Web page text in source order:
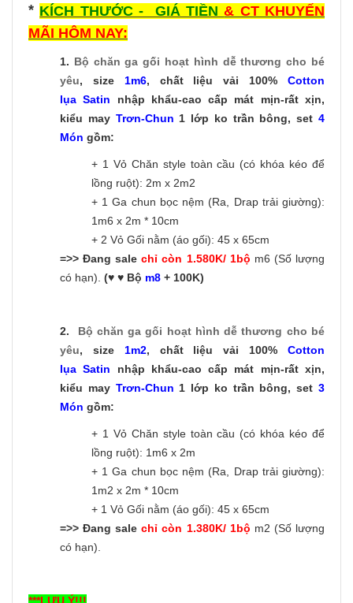
* KÍCH THƯỚC - GIÁ TIỀN & CT KHUYẾN
MÃI HÔM NAY:
1. Bộ chăn ga gối hoạt hình dễ thươngcho bé
yêu, size 1m6, chất liệu vải 100%Cotton
lụa Satin nhập khẩu-cao cấp mát mịn-rất xịn,
kiểu may Trơn-Chun 1 lớp ko trần bông, set4
Món gồm:
+ 1 Vỏ Chăn style toàn cầu (có khóa kéo để
lồng ruột): 2m x 2m2
+ 1 Ga chun bọc nệm (Ra, Drap trải giường):
1m6 x 2m * 10cm
+ 2 Vỏ Gối nằm (áo gối): 45 x 65cm
=>> Đang salechỉ còn 1.580K/ 1bộ m6 (Số lượng
có hạn). (♥ ♥ Bộ m8 + 100K)
2. Bộ chăn ga gối hoạt hình dễ thương cho bé
yêu, size 1m2, chất liệu vải 100%Cotton
lụa Satin nhập khẩu-cao cấp mát mịn-rất xịn,
kiểu may Trơn-Chun 1 lớp ko trần bông, set3
Món gồm:
+ 1 Vỏ Chăn style toàn cầu (có khóa kéo để
lồng ruột): 1m6 x 2m
+ 1 Ga chun bọc nệm (Ra, Drap trải giường):
1m2 x 2m * 10cm
+ 1 Vỏ Gối nằm (áo gối): 45 x 65cm
=>> Đang salechỉ còn 1.380K/ 1bộ m2 (Số lượng
có hạn).
***LƯU Ý!!!